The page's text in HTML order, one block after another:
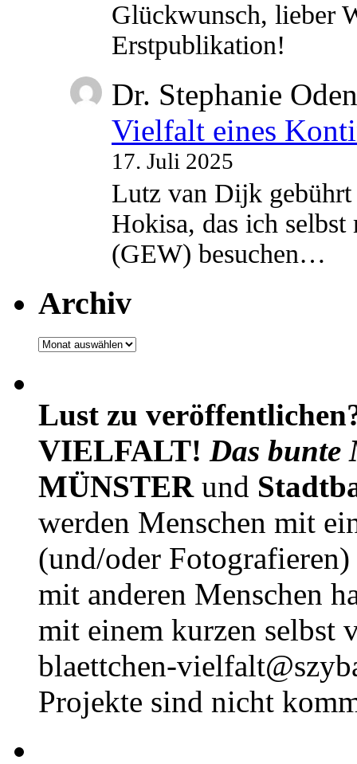
Glückwunsch, lieber
Erstpublikation!
Dr. Stephanie
Vielfalt eines
17. Juli 2025
Lutz van Dijk
Hokisa, das ich
(GEW) besuchen…
Archiv
Archiv
Lust zu
VIELFALT! Das bunte
MÜNSTERund
werden Menschen mit
(und/oder
mit anderen Menschen
mit einem kurzen selbst
blaettchen-
Projekte sind nicht